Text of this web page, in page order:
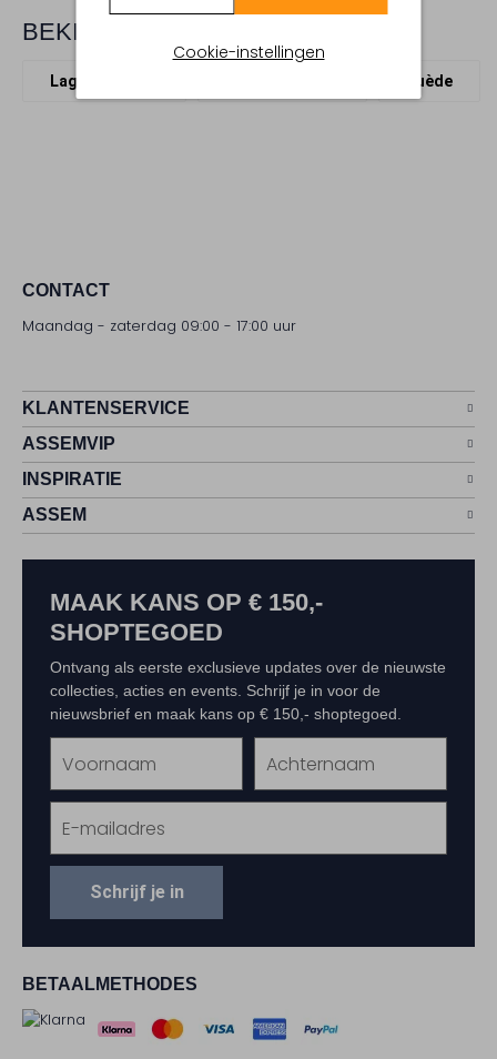
Cookie-instellingen
BEKIJK MEER
Lage sneakers Suède
CONTACT
Maandag - zaterdag 09:00 - 17:00 uur
KLANTENSERVICE
ASSEMVIP
INSPIRATIE
ASSEM
BETAALMETHODES
MAAK KANS OP € 150,-
SHOPTEGOED
Ontvang als eerste exclusieve updates over de nieuwste
collecties, acties en events. Schrijf je in voor de
nieuwsbrief en maak kans op € 150,- shoptegoed.
Schrijf je in